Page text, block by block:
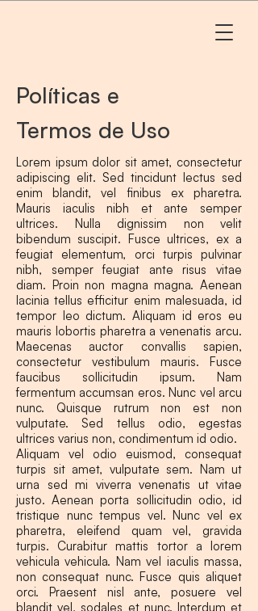
Políticas e
Termos de Uso
Lorem ipsum dolor sit amet, consectetur
adipiscing elit. Sed tincidunt lectus sed
enim blandit, vel finibus ex pharetra.
Mauris iaculis nibh et ante semper
ultrices. Nulla dignissim non velit
bibendum suscipit. Fusce ultrices, ex a
feugiat elementum, orci turpis pulvinar
nibh, semper feugiat ante risus vitae
diam. Proin non magna magna. Aenean
lacinia tellus efficitur enim malesuada, id
tempor leo dictum. Aliquam id eros eu
mauris lobortis pharetra a venenatis arcu.
Maecenas auctor convallis sapien,
consectetur vestibulum mauris. Fusce
faucibus sollicitudin ipsum. Nam
fermentum accumsan eros. Nunc vel arcu
nunc. Quisque rutrum non est non
vulputate. Sed tellus odio, egestas
ultrices varius non, condimentum id odio.
Aliquam vel odio euismod, consequat
turpis sit amet, vulputate sem. Nam ut
urna sed mi viverra venenatis ut vitae
justo. Aenean porta sollicitudin odio, id
tristique nunc tempus vel. Nunc vel ex
pharetra, eleifend quam vel, gravida
turpis. Curabitur mattis tortor a lorem
vehicula vehicula. Nam vel iaculis massa,
non consequat nunc. Fusce quis aliquet
orci. Praesent nisl ante, posuere vel
blandit vel, sodales et nunc. Interdum et